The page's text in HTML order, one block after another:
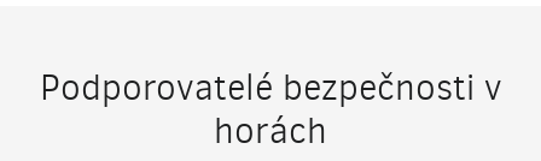
Podporovatelé bezpečnosti v
horách